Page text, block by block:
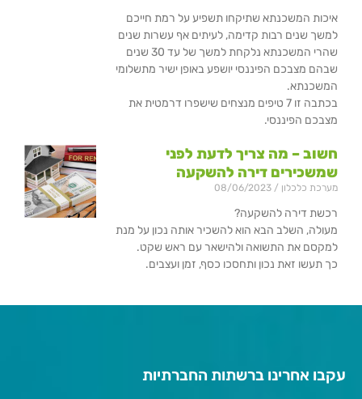
איכות המשכנתא שתיקחו תשפיע על רמת חייכם
למשך שנים רבות קדימה, לעיתים אף עשרות שנים
שהרי המשכנתא נלקחת למשך של עד 30 שנים
שבהם מצבכם הפיננסי יושפע באופן ישיר מתשלומי
המשכנתא.
בכתבה זו 7 טיפים מנצחים שישפרו דרמטית את
מצבכם הפיננסי.
חשוב – מה צריך לדעת לפני
שמשכירים דירה להשקעה
מערכת כלכלון
רכשת דירה להשקעה?
מעולה, השלב הבא הוא להשכיר אותה נכון על מנת
למקסם את התשואה ולהישאר עם ראש שקט.
כך תעשו זאת נכון ותחסכו כסף, זמן ועצבים.
עקבו אחרינו ברשתות החברתיות